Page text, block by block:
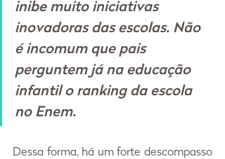
inibe muito iniciativas
inovadoras das escolas. Não
é incomum que pais
perguntem já na educação
infantil o ranking da escola
no Enem.
Dessa forma, há um forte descompasso